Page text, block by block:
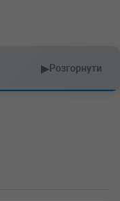
▶Розгорнути